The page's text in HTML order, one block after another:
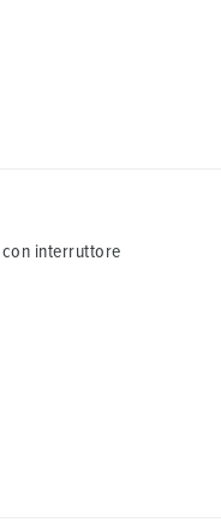
con interruttore